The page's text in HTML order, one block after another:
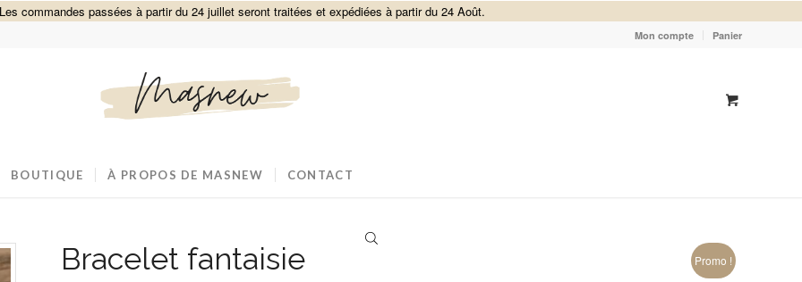
Les commandes passées à partir du 24 juillet seront traitées et expédiées à partir du 24 Août.
Mon compte Panier
BOUTIQUE À PROPOS DE MASNEW CONTACT
Promo !
Bracelet fantaisie